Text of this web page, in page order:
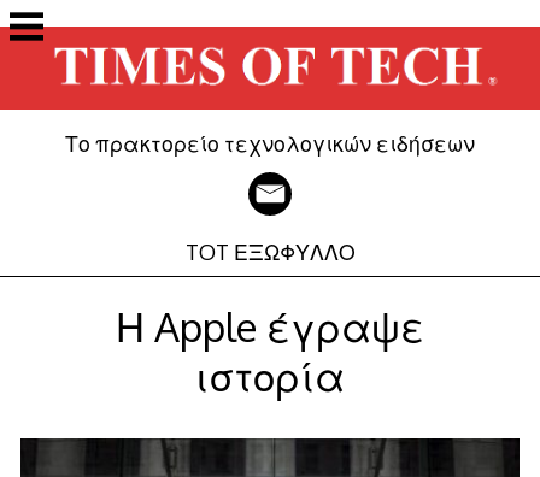
Μετάβαση
στο
περιεχόμενο
Το πρακτορείο τεχνολογικών ειδήσεων
TOT ΕΞΩΦΥΛΛΟ
Η Apple έγραψε
ιστορία